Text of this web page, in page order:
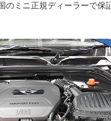
のミニ正規ディーラーで保